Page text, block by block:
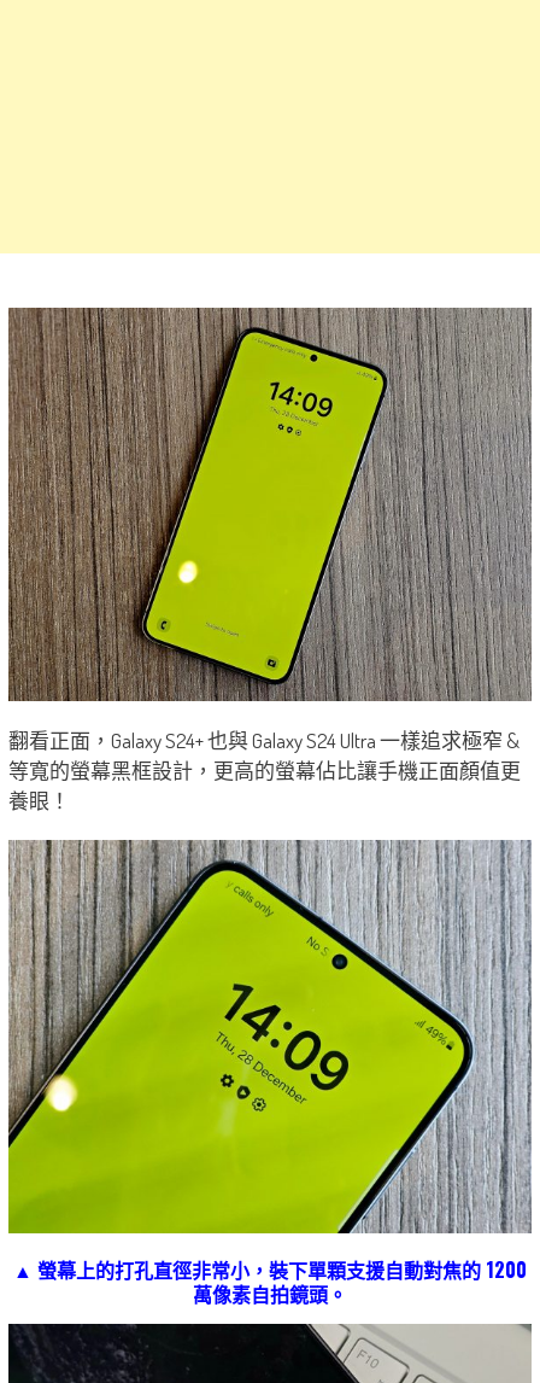
翻看正面，Galaxy S24+ 也與 Galaxy S24 Ultra 一樣追求極窄 &
等寬的螢幕黑框設計，更高的螢幕佔比讓手機正面顏值更
養眼！
▲ 螢幕上的打孔直徑非常小，裝下單顆支援自動對焦的 1200
萬像素自拍鏡頭。